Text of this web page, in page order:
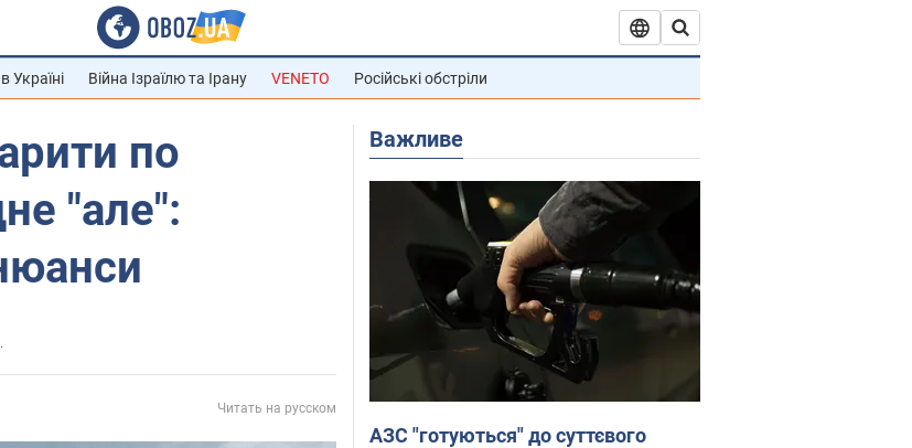
Україні Війна Ізраїлю та Ірану VENETO Російські обстріли
по
"але":
Читать на русском
Важливе
АЗС "готуються" до суттєвого